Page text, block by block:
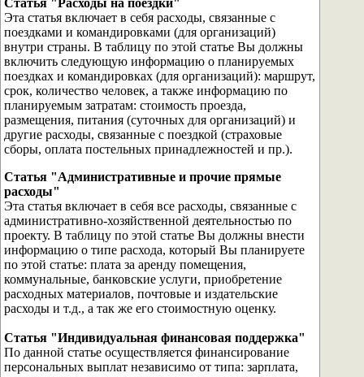
Статья "Расходы на поездки"
Эта статья включает в себя расходы, связанные с
поездками и командировками (для организаций)
внутри страны. В таблицу по этой статье Вы должны
включить следующую информацию о планируемых
поездках и командировках (для организаций): маршрут,
срок, количество человек, а также информацию по
планируемым затратам: стоимость проезда,
размещения, питания (суточных для организаций) и
другие расходы, связанные с поездкой (страховые
сборы, оплата постельных принадлежностей и пр.).
Статья "Административные и прочие прямые
расходы"
Эта статья включает в себя все расходы, связанные с
административно-хозяйственной деятельностью по
проекту. В таблицу по этой статье Вы должны внести
информацию о типе расхода, который Вы планируете
по этой статье: плата за аренду помещения,
коммунальные, банковские услуги, приобретение
расходных материалов, почтовые и издательские
расходы и т.д., а так же его стоимостную оценку.
Статья "Индивидуальная финансовая поддержка"
По данной статье осуществляется финансирование
персональных выплат независимо от типа: зарплата,